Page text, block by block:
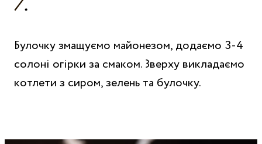
Булочку змащуємо майонезом, додаємо 3-4
солоні огірки за смаком. Зверху викладаємо
котлети з сиром, зелень та булочку.